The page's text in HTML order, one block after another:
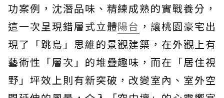
功案例，沈潛品味、精練成熟的實戰養分，
這一次呈現錯層式立體陽台 ，讓桃園豪宅出
現了「跳島」思維的景觀建築，在外觀上有
藝術性「層次」的堆疊趣味，而在「居住視
野」坪效上則有新突破，改變室內、室外空